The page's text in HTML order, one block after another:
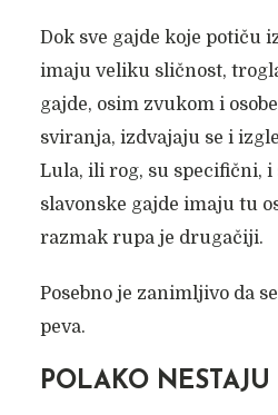
Dok sve gajde koje potiču
imaju veliku sličnost,
gajde, osim zvukom i
sviranja, izdvajaju se i
Lula, ili rog, su specifični, i
slavonske gajde imaju tu
razmak rupa je drugačiji.
Posebno je zanimljivo da
peva.
POLAKO NESTAJU